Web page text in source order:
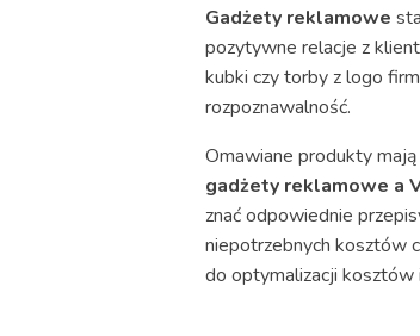
Gadżety reklamowe
pozytywne relacje z
kubki czy torby z logo
rozpoznawalność.
Omawiane produkty
gadżety reklamowe a
znać odpowiednie
niepotrzebnych kosztów
do optymalizacji kosztów